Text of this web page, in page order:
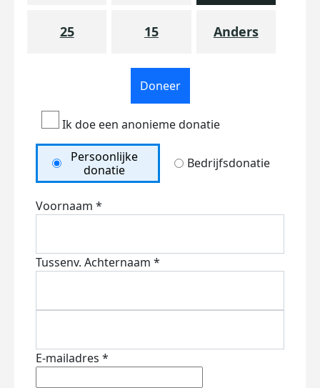
25 15 Anders
Doneer
Ik doe een anonieme donatie
Persoonlijke
donatie
Bedrijfsdonatie
Voornaam *
Tussenv. Achternaam *
E-mailadres *